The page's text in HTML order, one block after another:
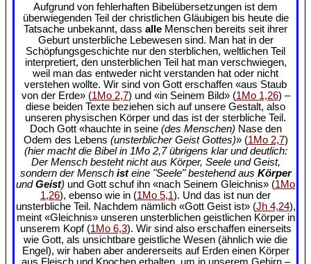
Aufgrund von fehlerhaften Bibelübersetzungen ist dem
überwiegenden Teil der christlichen Gläubigen bis heute die
Tatsache unbekannt, dass alle Menschen bereits seit ihrer
Geburt unsterbliche Lebewesen sind. Man hat in der
Schöpfungsgeschichte nur den sterblichen, weltlichen Teil
interpretiert, den unsterblichen Teil hat man verschwiegen,
weil man das entweder nicht verstanden hat oder nicht
verstehen wollte. Wir sind von Gott erschaffen «aus Staub
von der Erde» (1Mo 2,7) und «in Seinem Bild» (1Mo 1,26) –
diese beiden Texte beziehen sich auf unsere Gestalt, also
unseren physischen Körper und das ist der sterbliche Teil.
Doch Gott «hauchte in seine (des Menschen) Nase den
Odem des Lebens (unsterblicher Geist Gottes)» (1Mo 2,7)
(hier macht die Bibel in 1Mo 2,7 übrigens klar und deutlich:
Der Mensch besteht nicht aus Körper, Seele und Geist,
sondern der Mensch isteine "Seele" bestehend aus Körper
undGeist) und Gott schuf ihn «nach Seinem Gleichnis» (1Mo
1,26), ebenso wie in (1Mo 5,1). Und das ist nun der
unsterbliche Teil. Nachdem nämlich «Gott Geist ist» (Jh 4,24),
meint «Gleichnis» unseren unsterblichen geistlichen Körper in
unserem Kopf (1Mo 6,3). Wir sind also erschaffen einerseits
wie Gott, als unsichtbare geistliche Wesen (ähnlich wie die
Engel), wir haben aber andererseits auf Erden einen Körper